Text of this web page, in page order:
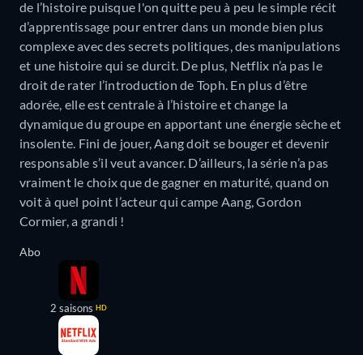
de l’histoire puisque l'on quitte peu à peu le simple récit
d’apprentissage pour entrer dans un monde bien plus
complexe avec des secrets politiques, des manipulations
et une histoire qui se durcit. De plus, Netflix n’a pas le
droit de rater l’introduction de Toph. En plus d’être
adorée, elle est centrale à l’histoire et change la
dynamique du groupe en apportant une énergie sèche et
insolente. Fini de jouer, Aang doit se bouger et devenir
responsable s’il veut avancer. D’ailleurs, la série n’a pas
vraiment le choix que de gagner en maturité, quand on
voit à quel point l’acteur qui campe Aang, Gordon
Cormier, a grandi !
Abo
2 saisons HD